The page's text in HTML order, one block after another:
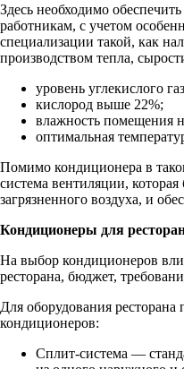
Здесь необходимо
работникам, с учетом
специализации такой, как
производством тепла,
уровень углекислого
кислород выше 22%;
влажность помещения
оптимальная
Помимо кондиционера в
система вентиляции, которая
загрязненного воздуха, и
Кондиционеры для
На выбор кондиционеров
ресторана, бюджет,
Для оборудования ресторана
кондиционеров:
Сплит-система —